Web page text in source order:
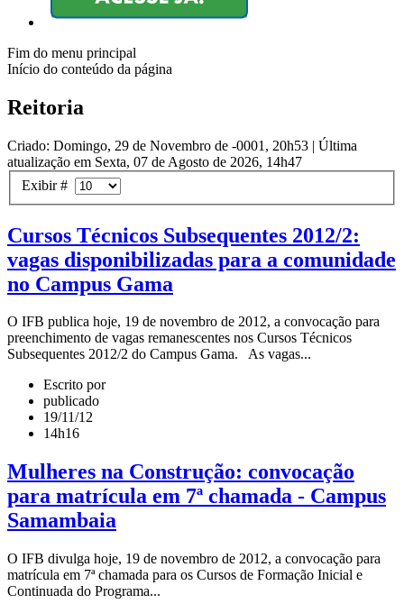
Fim do menu principal
Início do conteúdo da página
Reitoria
Criado: Domingo, 29 de Novembro de -0001, 20h53 | Última
atualização em Sexta, 07 de Agosto de 2026, 14h47
Exibir #
Cursos Técnicos Subsequentes 2012/2:
vagas disponibilizadas para a comunidade
no Campus Gama
O IFB publica hoje, 19 de novembro de 2012, a convocação para
preenchimento de vagas remanescentes nos Cursos Técnicos
Subsequentes 2012/2 do Campus Gama. As vagas...
Escrito por
publicado
19/11/12
14h16
Mulheres na Construção: convocação
para matrícula em 7ª chamada - Campus
Samambaia
O IFB divulga hoje, 19 de novembro de 2012, a convocação para
matrícula em 7ª chamada para os Cursos de Formação Inicial e
Continuada do Programa...